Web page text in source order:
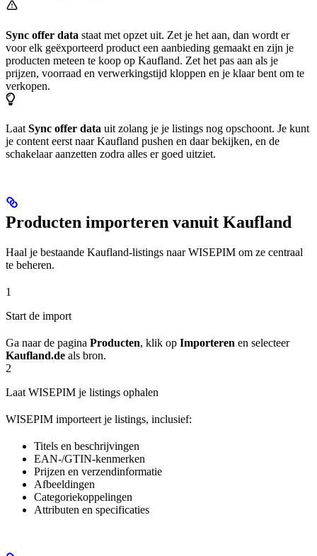
Sync offer data staat met opzet uit. Zet je het aan, dan wordt er
voor elk geëxporteerd product een aanbieding gemaakt en zijn je
producten meteen te koop op Kaufland. Zet het pas aan als je
prijzen, voorraad en verwerkingstijd kloppen en je klaar bent om te
verkopen.
Laat Sync offer data uit zolang je je listings nog opschoont. Je kunt
je content eerst naar Kaufland pushen en daar bekijken, en de
schakelaar aanzetten zodra alles er goed uitziet.
Producten importeren vanuit Kaufland
Haal je bestaande Kaufland-listings naar WISEPIM om ze centraal
te beheren.
1
Start de import
Ga naar de pagina Producten, klik op Importeren en selecteer
Kaufland.de als bron.
2
Laat WISEPIM je listings ophalen
WISEPIM importeert je listings, inclusief:
Titels en beschrijvingen
EAN-/GTIN-kenmerken
Prijzen en verzendinformatie
Afbeeldingen
Categoriekoppelingen
Attributen en specificaties